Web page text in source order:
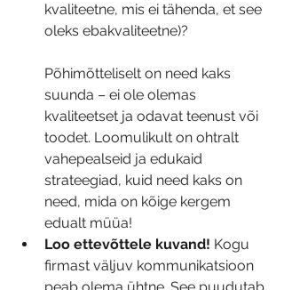
kvaliteetne, mis ei tähenda, et see
oleks ebakvaliteetne)?
Põhimõtteliselt on need kaks
suunda – ei ole olemas
kvaliteetset ja odavat teenust või
toodet. Loomulikult on ohtralt
vahepealseid ja edukaid
strateegiad, kuid need kaks on
need, mida on kõige kergem
edualt müüa!
Loo ettevõttele kuvand! Kogu
firmast väljuv kommunikatsioon